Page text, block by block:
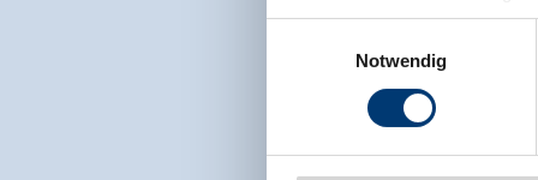
Zeller Bergbahnen Zillertal
Rohr 23// A-6280 Zell am Ziller
www.zillertalarena.com
Notwendig